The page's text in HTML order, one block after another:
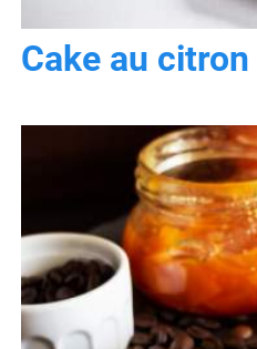
Cake au citron